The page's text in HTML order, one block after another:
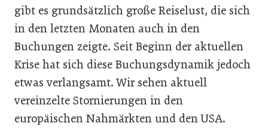
gibt es grundsätzlich große Reiselust, die sich
in den letzten Monaten auch in den
Buchungen zeigte. Seit Beginn der aktuellen
Krise hat sich diese Buchungsdynamik jedoch
etwas verlangsamt. Wir sehen aktuell
vereinzelte Stornierungen in den
europäischen Nahmärkten und den USA.